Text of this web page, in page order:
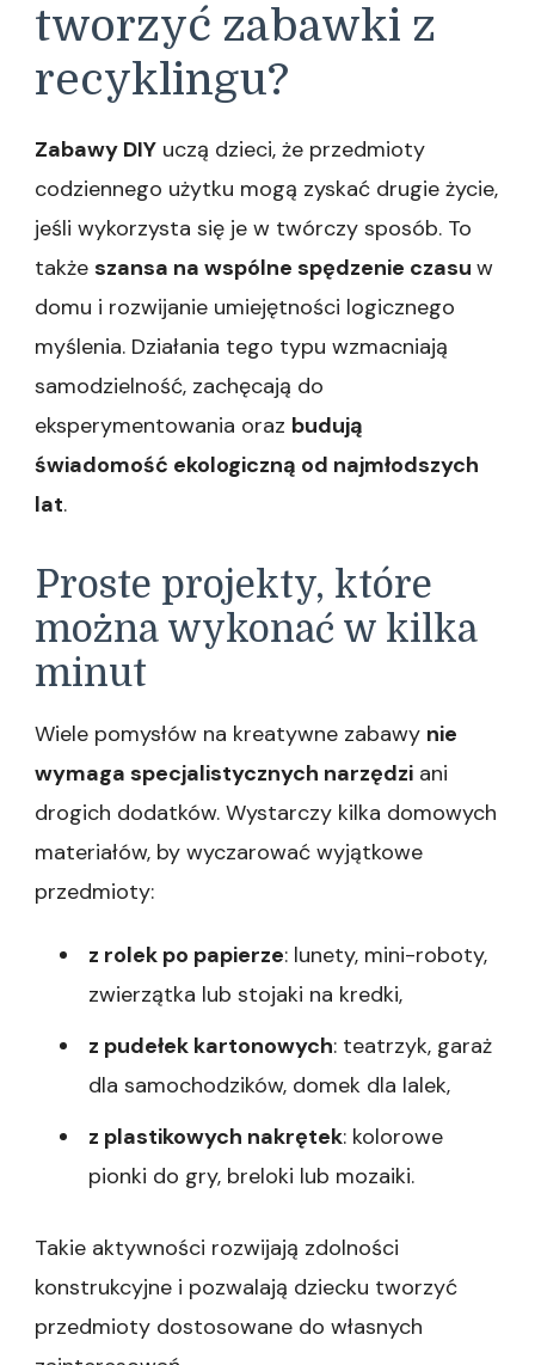
tworzyć zabawki z
recyklingu?
Zabawy DIY uczą dzieci, że przedmioty
codziennego użytku mogą zyskać drugie życie,
jeśli wykorzysta się je w twórczy sposób. To
także szansa na wspólne spędzenie czasu w
domu i rozwijanie umiejętności logicznego
myślenia. Działania tego typu wzmacniają
samodzielność, zachęcają do
eksperymentowania oraz budują
świadomość ekologiczną od najmłodszych
lat.
Proste projekty, które
można wykonać w kilka
minut
Wiele pomysłów na kreatywne zabawy nie
wymaga specjalistycznych narzędzi ani
drogich dodatków. Wystarczy kilka domowych
materiałów, by wyczarować wyjątkowe
przedmioty:
z rolek po papierze: lunety, mini-roboty,
zwierzątka lub stojaki na kredki,
z pudełek kartonowych: teatrzyk, garaż
dla samochodzików, domek dla lalek,
z plastikowych nakrętek: kolorowe
pionki do gry, breloki lub mozaiki.
Takie aktywności rozwijają zdolności
konstrukcyjne i pozwalają dziecku tworzyć
przedmioty dostosowane do własnych